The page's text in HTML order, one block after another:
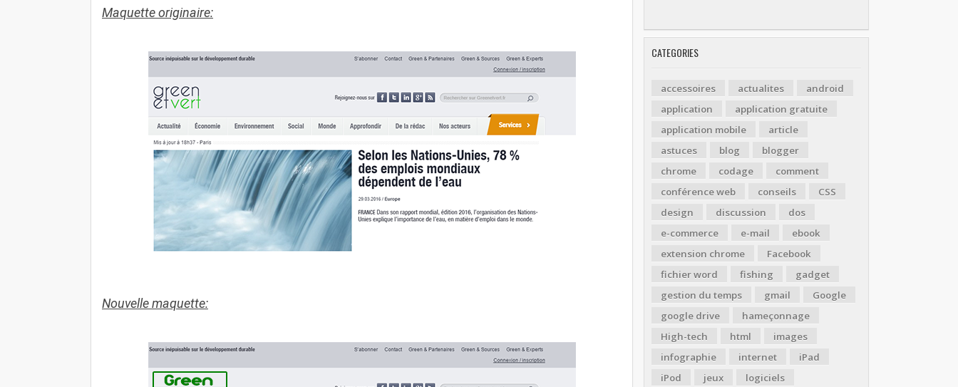
Maquette originaire:
Nouvelle maquette:
CATEGORIES
accessoires actualites
android
application
application gratuite
application mobile
article
astuces
blog
blogger
chrome
codage
comment
conférence web
conseils
CSS
design
discussion
dos
e-commerce
e-mail
ebook
extension chrome
Facebook
fichier word
fishing
gadget
gestion du temps
gmail
Google
google drive
hameçonnage
High-tech
html
images
infographie
internet
iPad
iPod
jeux
logiciels